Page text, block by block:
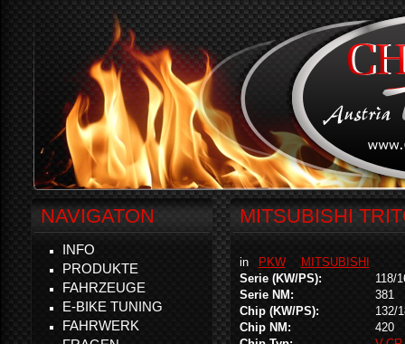
MITSUBISHI
in PKW
MITSUBISHI
Serie (KW/PS):
118/
Serie NM:
381
Chip (KW/PS):
132/
Chip NM:
420
NAVIGATON
INFO
PRODUKTE
FAHRZEUGE
E-BIKE TUNING
FAHRWERK